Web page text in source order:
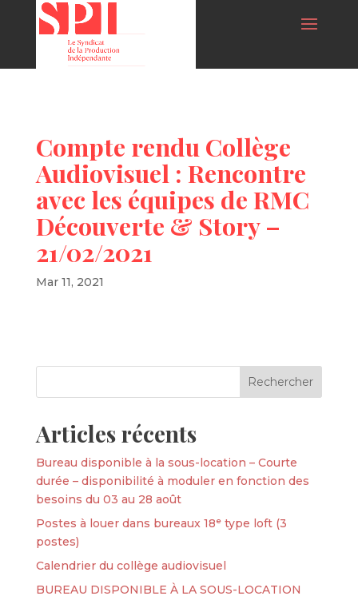
Compte rendu Collège
Audiovisuel : Rencontre
avec les équipes de RMC
Découverte & Story –
21/02/2021
Mar 11, 2021
Articles récents
Bureau disponible à la sous-location – Courte
durée – disponibilité à moduler en fonction des
besoins du 03 au 28 août
Postes à louer dans bureaux 18ᵉ type loft (3
postes)
Calendrier du collège audiovisuel
BUREAU DISPONIBLE À LA SOUS-LOCATION